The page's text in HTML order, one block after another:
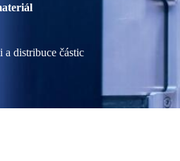
distribuce částic